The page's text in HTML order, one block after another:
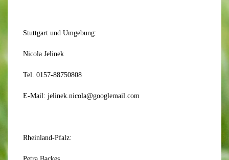
Stuttgart und Umgebung:
Nicola Jelinek
Tel. 0157-88750808
E-Mail: jelinek.nicola@googlemail.com
Rheinland-Pfalz: